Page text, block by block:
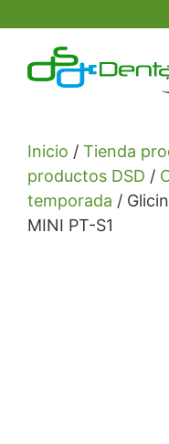
contenido
Inicio / Tienda
productos DSD /
temporada /
MINI PT-S1